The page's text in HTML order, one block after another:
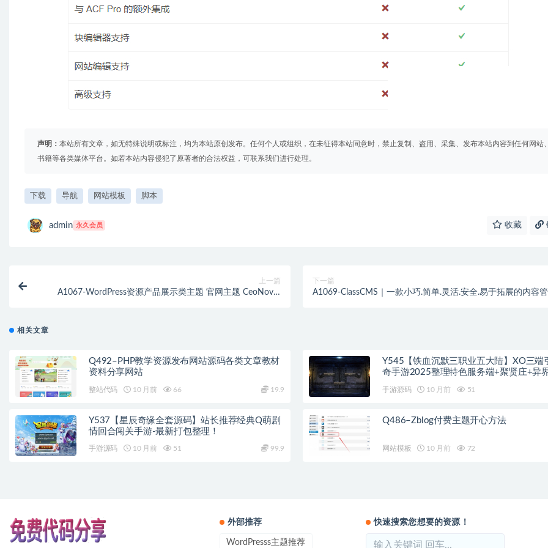
声明： 本站所有文章，如无特殊说明或标注，均为本站原创发布。任何个人或组织，在未征得本站同意时，禁止复制、盗用、采集、发布本站内容到任何网站
书籍等各类媒体平台。如若本站内容侵犯了原著者的合法权益，可联系我们进行处理。
下载 导航 网站模板 脚本
admin 永久会员 收藏
上一篇
A1067-WordPress资源产品展示类主题 官网主题 CeoNova-
下一篇
A1069-ClassCMS｜一款小巧.简单.灵活.安全.易于拓展的内容
相关文章
Q492–PHP教学资源发布网站源码各类文章教材
资料分享网站
整站代码 10 月前 66 19.9
Y545【铁血沉默三职业五大陆】XO三端
奇手游2025整理特色服务端+聚贤庄+异
手游源码 10 月前 51
Y537【星辰奇缘全套源码】站长推荐经典Q萌剧
情回合闯关手游-最新打包整理！
手游源码 10 月前 51 99.9
Q486–Zblog付费主题开心方法
网站模板 10 月前 72
外部推荐
WordPresss主题推荐
快速搜索您想要的资源！